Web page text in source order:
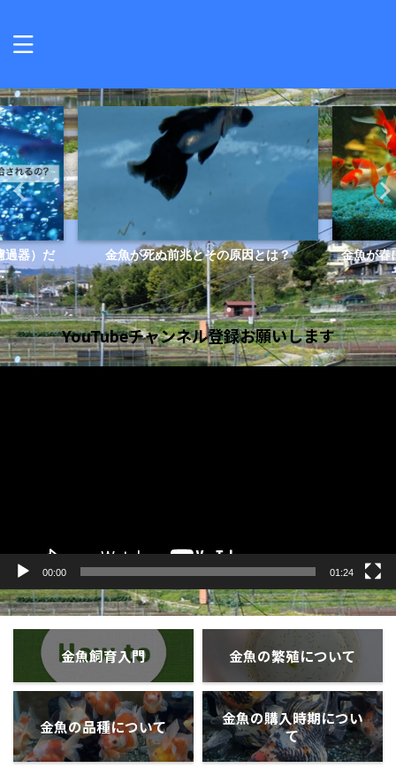
とは？
金魚が春になりやすい病気とその原因、
予防方法を解説しま...
金魚
YouTubeチャンネル登録お願いします
00:00 01:24
金魚飼育入門 金魚の繁殖について
金魚の品種について
金魚の購入時期につい
て